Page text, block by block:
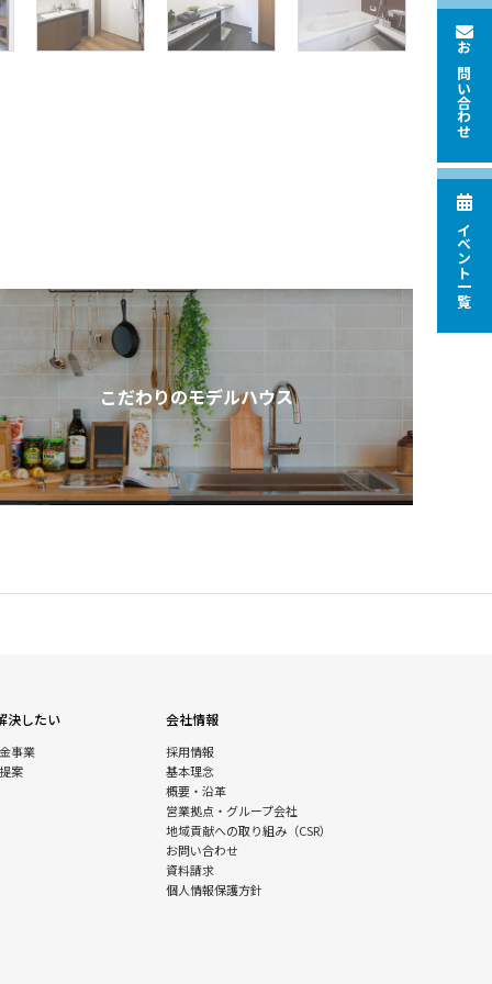
こだわりのモデルハウス
お問い合わせ
イベント一覧
決したい
事業
案
会社情報
採用情報
基本理念
概要・沿革
営業拠点・グループ会社
地域貢献への取り組み（CSR）
お問い合わせ
資料請求
個人情報保護方針